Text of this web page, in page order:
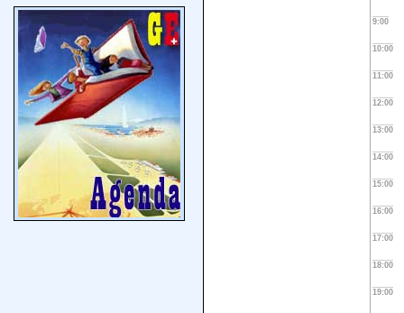
9:00
10:00
11:00
12:00
13:00
14:00
15:00
16:00
17:00
18:00
19:00